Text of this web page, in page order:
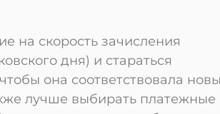
на скорость зачисления
дня) и стараться
она соответствовала
лучше выбирать платежные